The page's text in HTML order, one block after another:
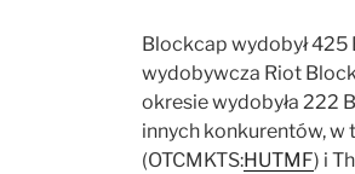
Blockcap wydobył
wydobywcza Riot
okresie wydobyła 222
innych konkurentów, w
(OTCMKTS:HUTMF) i